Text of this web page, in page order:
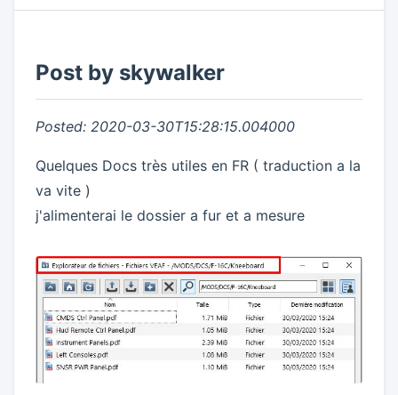
Post by skywalker
Posted: 2020-03-30T15:28:15.004000
Quelques Docs très utiles en FR ( traduction a la
va vite )
j'alimenterai le dossier a fur et a mesure